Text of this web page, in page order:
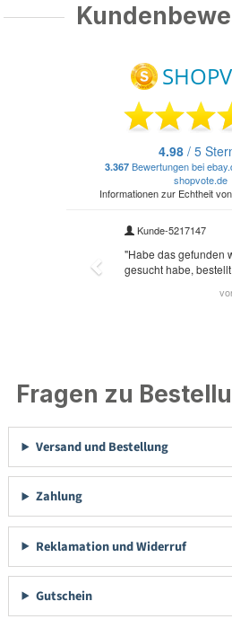
Fragen zu
Versand und Bestellung
Zahlung
Reklamation und Widerruf
Gutschein